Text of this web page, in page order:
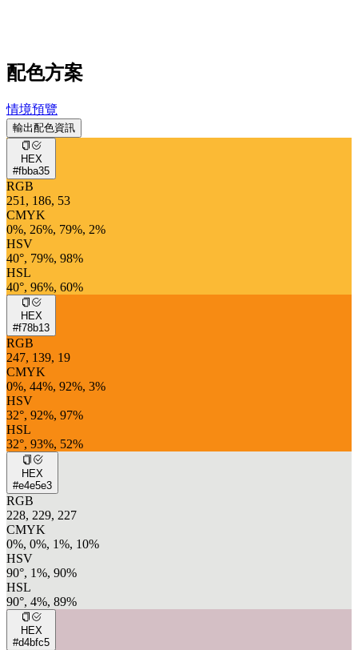
配色方案
情境預覽
輸出配色資訊
HEX
#fbba35
RGB
251, 186, 53
CMYK
0%, 26%, 79%, 2%
HSV
40°, 79%, 98%
HSL
40°, 96%, 60%
HEX
#f78b13
RGB
247, 139, 19
CMYK
0%, 44%, 92%, 3%
HSV
32°, 92%, 97%
HSL
32°, 93%, 52%
HEX
#e4e5e3
RGB
228, 229, 227
CMYK
0%, 0%, 1%, 10%
HSV
90°, 1%, 90%
HSL
90°, 4%, 89%
HEX
#d4bfc5